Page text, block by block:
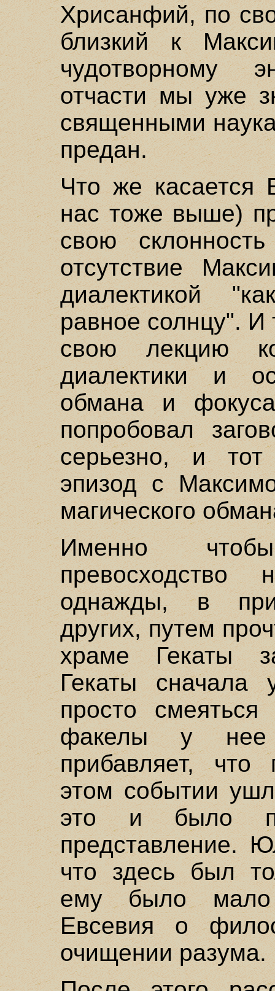
Хрисанфий, по
близкий к
чудотворному
отчасти мы уже
священными
предан.
Что же касается
нас тоже выше)
свою
отсутствие
диалектикой
равное солнцу". И
свою лекцию
диалектики и
обмана и
попробовал
серьезно, и
эпизод с
магического
Именно
однажды, в
других, путем
храме Гекаты
Гекаты сначала
просто
факелы у нее
прибавляет, что
этом событии
это и было
представление.
что здесь был
ему было мало
Евсевия о
очищении разума.